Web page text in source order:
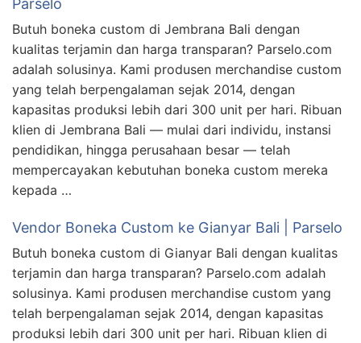
Parselo
Butuh boneka custom di Jembrana Bali dengan
kualitas terjamin dan harga transparan? Parselo.com
adalah solusinya. Kami produsen merchandise custom
yang telah berpengalaman sejak 2014, dengan
kapasitas produksi lebih dari 300 unit per hari. Ribuan
klien di Jembrana Bali — mulai dari individu, instansi
pendidikan, hingga perusahaan besar — telah
mempercayakan kebutuhan boneka custom mereka
kepada …
Vendor Boneka Custom ke Gianyar Bali | Parselo
Butuh boneka custom di Gianyar Bali dengan kualitas
terjamin dan harga transparan? Parselo.com adalah
solusinya. Kami produsen merchandise custom yang
telah berpengalaman sejak 2014, dengan kapasitas
produksi lebih dari 300 unit per hari. Ribuan klien di